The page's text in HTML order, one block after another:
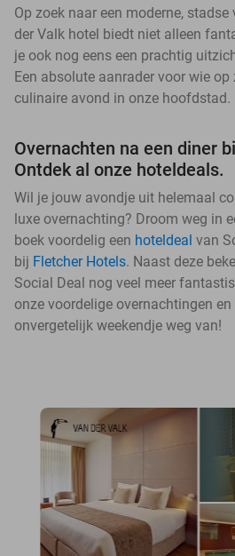
Op zoek naar een moderne,
der Valk hotel biedt niet alleen
je ook nog eens een prachtig
Een absolute aanrader voor wie
culinaire avond in onze hoofdstad.
Overnachten na een diner
Ontdek al onze hoteldeals.
Wil je jouw avondje uit helemaal
luxe overnachting? Droom weg in
boek voordelig een hoteldeal van
bij Fletcher Hotels. Naast deze
Social Deal nog veel meer
onze voordelige overnachtingen en
onvergetelijk weekendje weg van!